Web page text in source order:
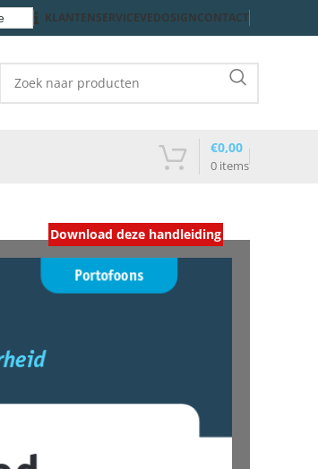
KLANTENSERVICEVEDOSIGNCONTACT
0 items
€0,00
Download deze handleiding